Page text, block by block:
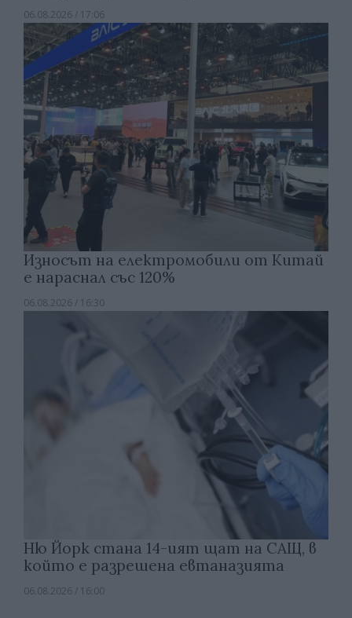
06.08.2026 / 17:06
Износът на електромобили от Китай
е нараснал със 120%
06.08.2026 / 16:30
Ню Йорк стана 14-ият щат на САЩ, в
който е разрешена евтаназията
06.08.2026 / 16:00